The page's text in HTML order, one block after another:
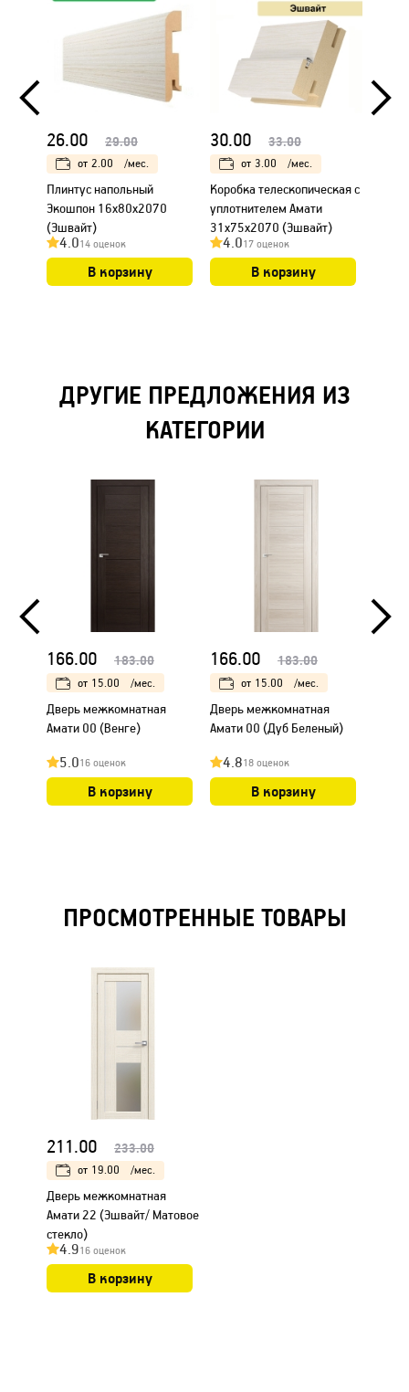
26.00 29.00
от 2.00 /мес.
Плинтус напольный
Экошпон 16х80х2070
(Эшвайт)
4.014 оценок
В корзину
30.00 33.00
от 3.00 /мес.
Коробка телескопическая с
уплотнителем Амати
31х75х2070 (Эшвайт)
4.017 оценок
В корзину
ДРУГИЕ ПРЕДЛОЖЕНИЯ ИЗ
КАТЕГОРИИ
166.00 183.00
от 15.00 /мес.
Дверь межкомнатная
Амати 00 (Венге)
5.016 оценок
В корзину
166.00 183.00
от 15.00 /мес.
Дверь межкомнатная
Амати 00 (Дуб Беленый)
4.818 оценок
В корзину
ПРОСМОТРЕННЫЕ ТОВАРЫ
211.00 233.00
от 19.00 /мес.
Дверь межкомнатная
Амати 22 (Эшвайт/ Матовое
стекло)
4.916 оценок
В корзину